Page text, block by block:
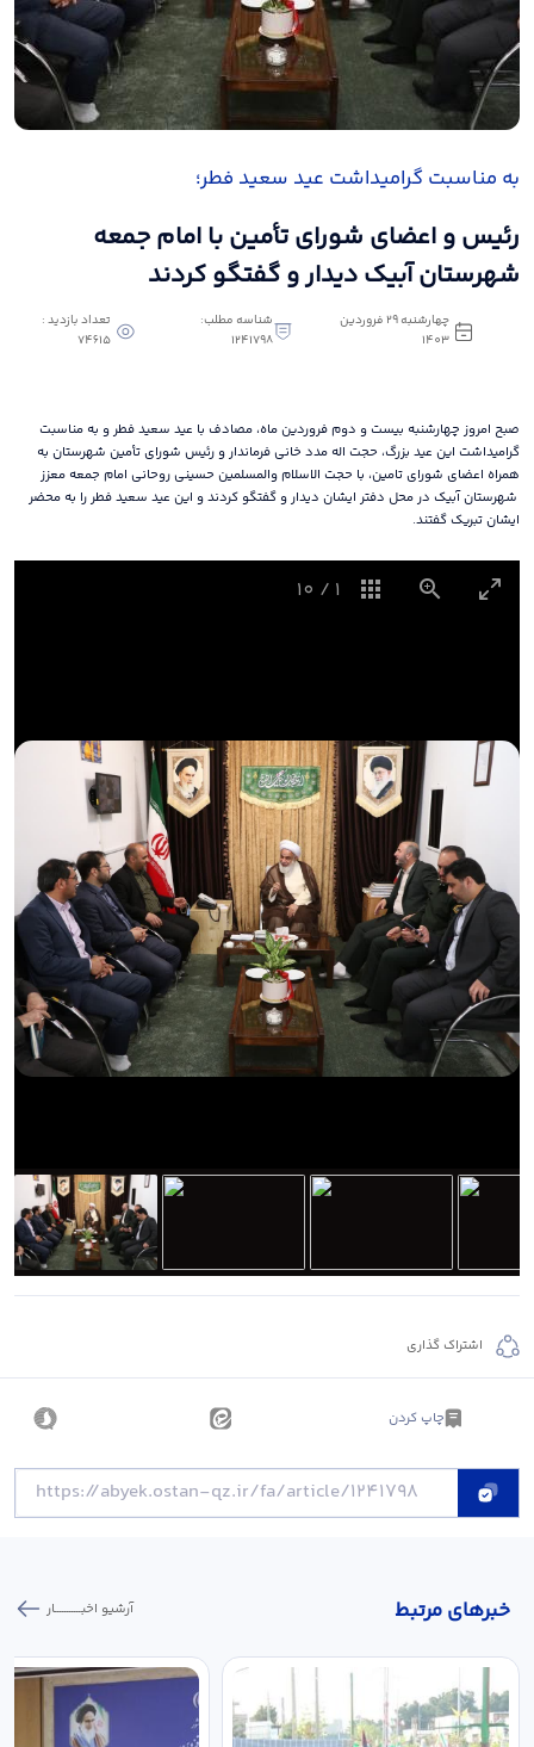
به مناسبت گرامیداشت عید سعید فطر؛
رئیس و اعضای شورای تأمین با امام جمعه
شهرستان آبیک دیدار و گفتگو کردند
چهارشنبه 29 فروردین
1403
شناسه مطلب:
1241798
تعداد بازدید :
74615
صبح امروز چهارشنبه بیست و دوم فروردین ماه، مصادف با عید سعید فطر و به مناسبت
گرامیداشت این عید بزرگ، حجت اله مدد خانی فرماندار و رئیس شورای تأمین شهرستان به
همراه اعضای شورای تامین، با حجت الاسلام والمسلمین حسینی روحانی امام جمعه معزز
شهرستان آبیک در محل دفتر ایشان دیدار و گفتگو کردند و این عید سعید فطر را به محضر
ایشان تبریک گفتند.
1
/
10
اشتراک گذاری
چاپ کردن
خبر‌های مرتبط آرشیو اخبـــــــــــار